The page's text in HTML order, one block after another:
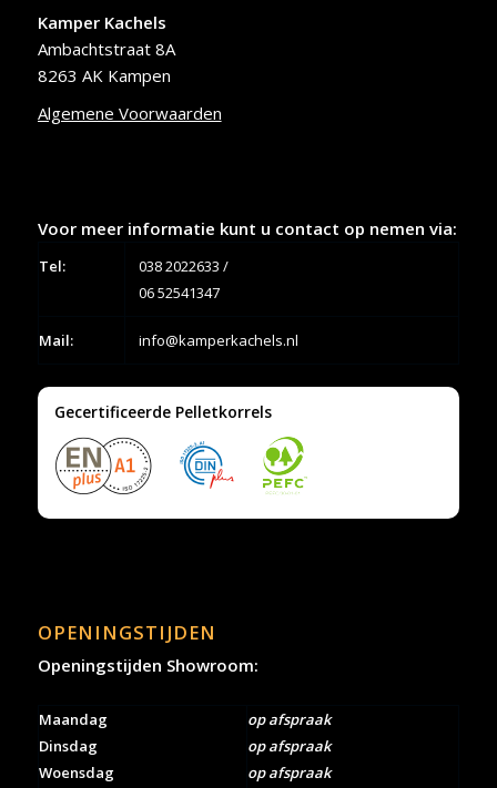
Kamper Kachels
Ambachtstraat 8A
8263 AK Kampen
Algemene Voorwaarden
Voor meer informatie kunt u contact op nemen via:
Tel: 038 2022633 /
06 52541347
Mail: info@kamperkachels.nl
Gecertificeerde Pelletkorrels
OPENINGSTIJDEN
Openingstijden Showroom:
Maandag
Dinsdag
Woensdag
op afspraak
op afspraak
op afspraak